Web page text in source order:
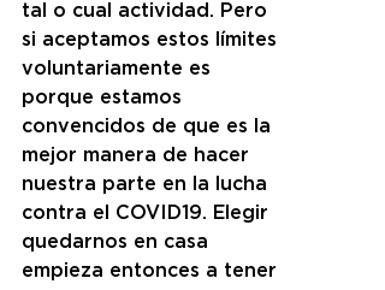
tal o cual actividad. Pero
si aceptamos estos límites
voluntariamente es
porque estamos
convencidos de que es la
mejor manera de hacer
nuestra parte en la lucha
contra el COVID19. Elegir
quedarnos en casa
empieza entonces a tener